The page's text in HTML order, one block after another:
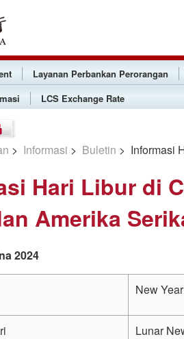
Layanan Perbankan Perorangan
LCS Exchange Rate
> Informasi > Buletin > Informasi
Hari Libur di
Amerika
2024
New
Lunar